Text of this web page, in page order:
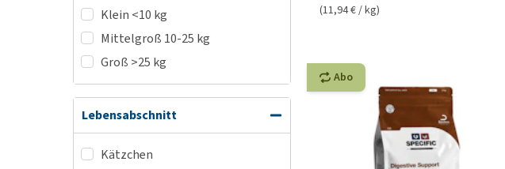
Klein <10 kg
Mittelgroß 10-25 kg
Groß >25 kg
Lebensabschnitt
Kätzchen
(11,94 € / kg)
Abo